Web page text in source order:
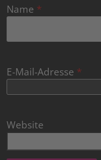
Name *
E-Mail-Adresse *
Website